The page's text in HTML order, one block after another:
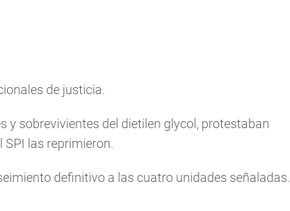
de justicia.
y sobrevivientes del dietilen glycol, protestaban
SPI las reprimieron.
definitivo a las cuatro unidades señaladas.